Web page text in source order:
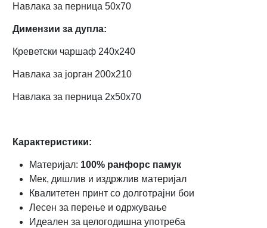
Навлака за перница 50х70
Димензии за дупла:
Креветски чаршаф 240х240
Навлака за јорган 200х210
Навлака за перница 2x50х70
Карактеристики:
Материјал: 100% ранфорс памук
Мек, дишлив и издржлив материјал
Квалитетен принт со долготрајни бои
Лесен за перење и одржување
Идеален за целогодишна употреба